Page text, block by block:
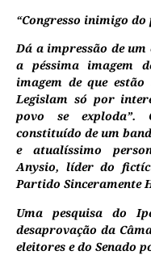
“Congresso inimigo do
Dá a impressão de
a péssima imagem
imagem de que
Legislam só por
povo se exploda”.
constituído de um
e atualíssimo
Anysio, líder do
Partido Sinceramente
Uma pesquisa do
desaprovação da
eleitores e do Senado